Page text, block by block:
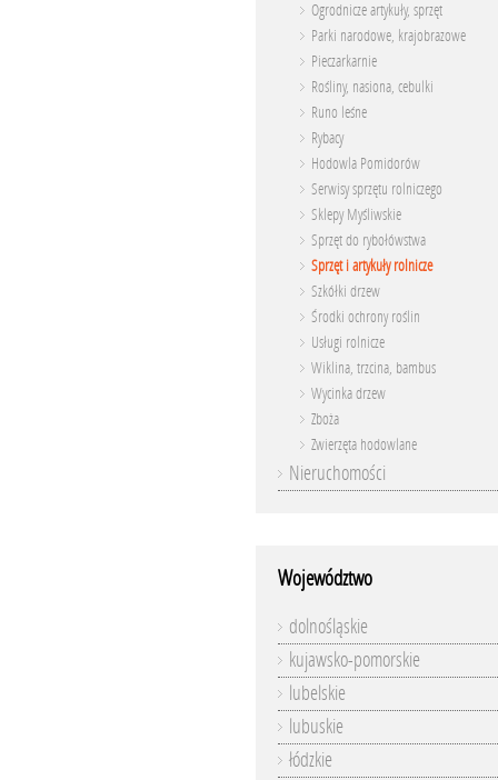
Ogrodnicze artykuły, sprzęt
Parki narodowe, krajobrazowe
Pieczarkarnie
Rośliny, nasiona, cebulki
Runo leśne
Rybacy
Hodowla Pomidorów
Serwisy sprzętu rolniczego
Sklepy Myśliwskie
Sprzęt do rybołówstwa
Sprzęt i artykuły rolnicze
Szkółki drzew
Środki ochrony roślin
Usługi rolnicze
Wiklina, trzcina, bambus
Wycinka drzew
Zboża
Zwierzęta hodowlane
Nieruchomości
Województwo
dolnośląskie
kujawsko-pomorskie
lubelskie
lubuskie
łódzkie